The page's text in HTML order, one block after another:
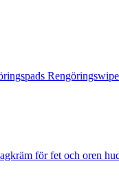
för fet och oren